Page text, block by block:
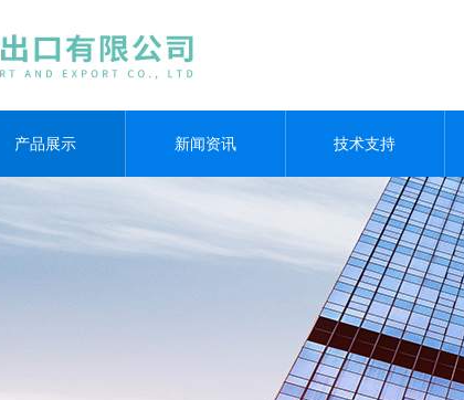
产品展示 新闻资讯 技术支持